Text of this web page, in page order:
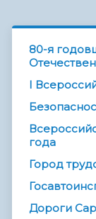
80-я
I
года
Город
Дороги